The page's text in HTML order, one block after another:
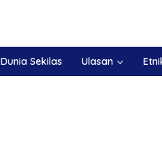
Dunia Sekilas Ulasan